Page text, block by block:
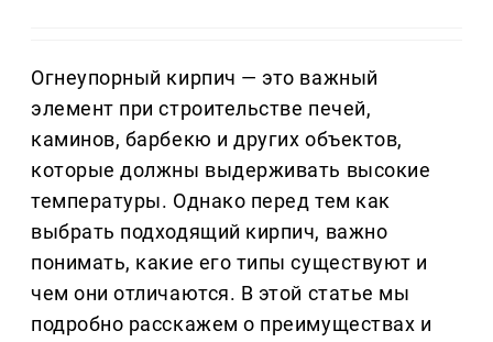
Огнеупорный кирпич — это важный
элемент при строительстве печей,
каминов, барбекю и других объектов,
которые должны выдерживать высокие
температуры. Однако перед тем как
выбрать подходящий кирпич, важно
понимать, какие его типы существуют и
чем они отличаются. В этой статье мы
подробно расскажем о преимуществах и